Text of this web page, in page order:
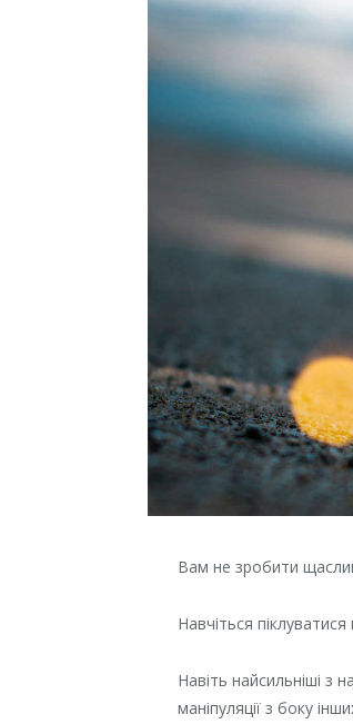
Вам не зробити
Навчіться
Навіть найсильніші з
маніпуляції з боку